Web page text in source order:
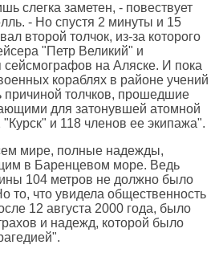
слегка заметен, - повествует
- Но спустя 2 минуты и 15
второй толчок, из-за которого
"Петр Великий" и
сейсмографов на Аляске. И пока
кораблях в районе учений
причиной толчков, прошедшие
для затонувшей атомной
и 118 членов ее экипажа".
мире, полные надежды,
в Баренцевом море. Ведь
104 метров не должно было
то, что увидела общественность
12 августа 2000 года, было
и надежд, которой было